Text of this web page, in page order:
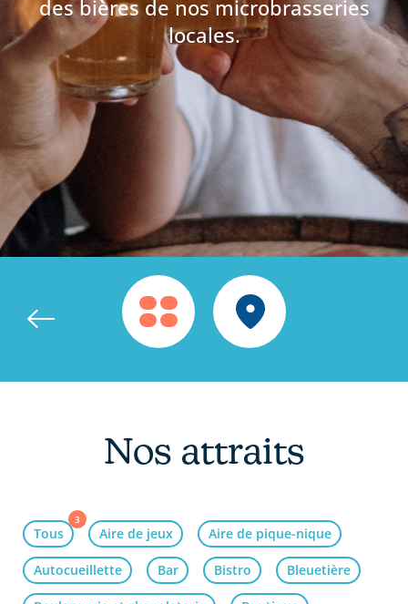
des bières de nos microbrasseries
locales.
Nos attraits
Tous
3
Aire de jeux Aire de pique-nique
Autocueillette Bar Bistro Bleuetière